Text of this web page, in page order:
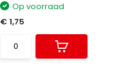
Op voorraad
€ 1,75